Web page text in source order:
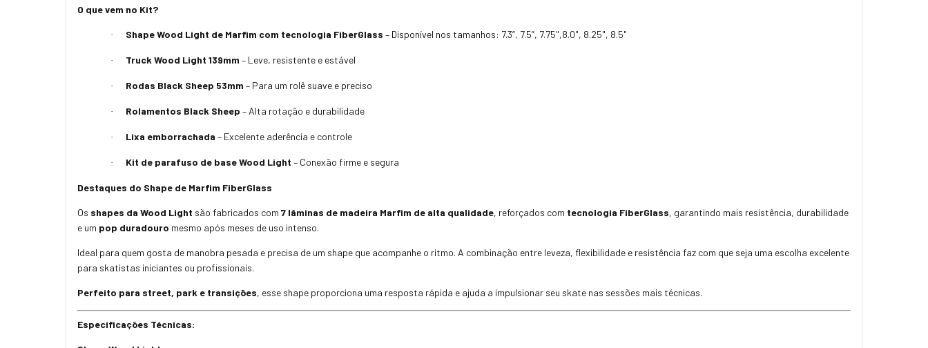
O que vem no Kit?
· Shape Wood Light de Marfim com tecnologia FiberGlass – Disponível nos tamanhos: 7.3”, 7.5”, 7.75",8.0", 8.25", 8.5"
· Truck Wood Light 139mm – Leve, resistente e estável
· Rodas Black Sheep 53mm – Para um rolê suave e preciso
· Rolamentos Black Sheep – Alta rotação e durabilidade
· Lixa emborrachada – Excelente aderência e controle
· Kit de parafuso de base Wood Light – Conexão firme e segura
Destaques do Shape de Marfim FiberGlass
Os shapes da Wood Light são fabricados com 7 lâminas de madeira Marfim de alta qualidade, reforçados com tecnologia FiberGlass, garantindo mais resistência, durabilidade
e um pop duradouro mesmo após meses de uso intenso.
Ideal para quem gosta de manobra pesada e precisa de um shape que acompanhe o ritmo. A combinação entre leveza, flexibilidade e resistência faz com que seja uma escolha excelente
para skatistas iniciantes ou profissionais.
Perfeito para street, park e transições, esse shape proporciona uma resposta rápida e ajuda a impulsionar seu skate nas sessões mais técnicas.
Especificações Técnicas: